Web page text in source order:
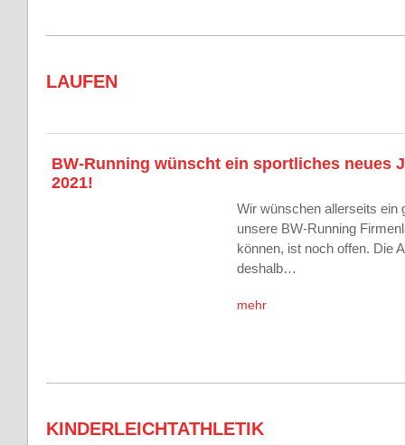
LAUFEN
BW-Running wünscht ein sportliches neues
2021!
Wir wünschen allerseits ein
unsere BW-Running
können, ist noch offen. Die
deshalb…
mehr
KINDERLEICHTATHLETIK